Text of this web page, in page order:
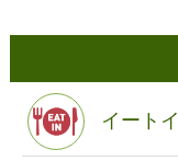
イート